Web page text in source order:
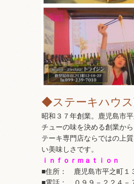
◆ステーキハウ
昭和３７年創業。鹿児島市
チューの味を決める創業か
テーキ専門店ならではの上
い美味しさです。
ｉｎｆｏｒｍａｔｉｏｎ
■住所： 鹿児島市平之町１
■電話： ０９９－２２４－